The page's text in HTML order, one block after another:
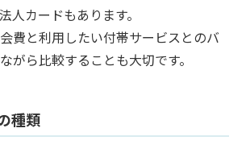
人カードもあります。
費と利用したい付帯サービスとのバ
がら比較することも大切です。
種類